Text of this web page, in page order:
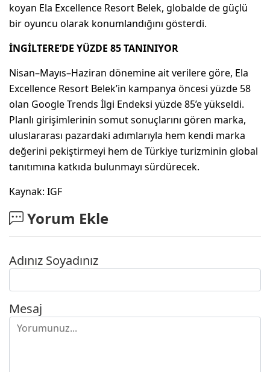
koyan Ela Excellence Resort Belek, globalde de güçlü
bir oyuncu olarak konumlandığını gösterdi.
İNGİLTERE’DE YÜZDE 85 TANINIYOR
Nisan–Mayıs–Haziran dönemine ait verilere göre, Ela
Excellence Resort Belek’in kampanya öncesi yüzde 58
olan Google Trends İlgi Endeksi yüzde 85’e yükseldi.
Planlı girişimlerinin somut sonuçlarını gören marka,
uluslararası pazardaki adımlarıyla hem kendi marka
değerini pekiştirmeyi hem de Türkiye turizminin global
tanıtımına katkıda bulunmayı sürdürecek.
Kaynak: IGF
Yorum Ekle
Adınız Soyadınız
Mesaj